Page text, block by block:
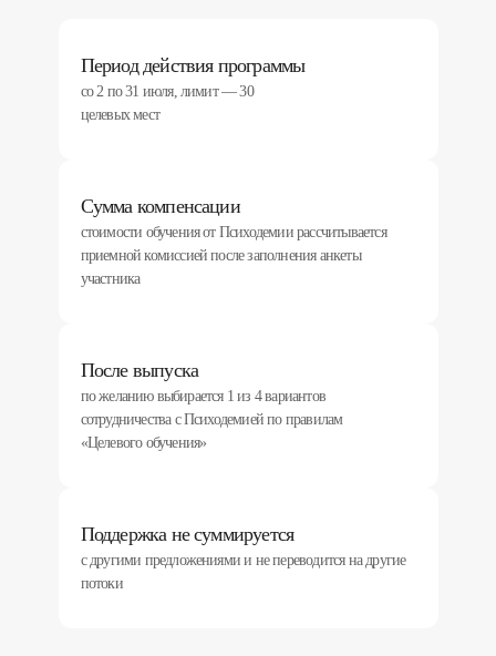
Период действия программы
со 2 по 31 июля, лимит — 30
целевых мест
Сумма компенсации
стоимости обучения от Психодемии рассчитывается
приемной комиссией после заполнения анкеты
участника
После выпуска
по желанию выбирается 1 из 4 вариантов
сотрудничества с Психодемией по правилам
«Целевого обучения»
Поддержка не суммируется
с другими предложениями и не переводится на другие
потоки